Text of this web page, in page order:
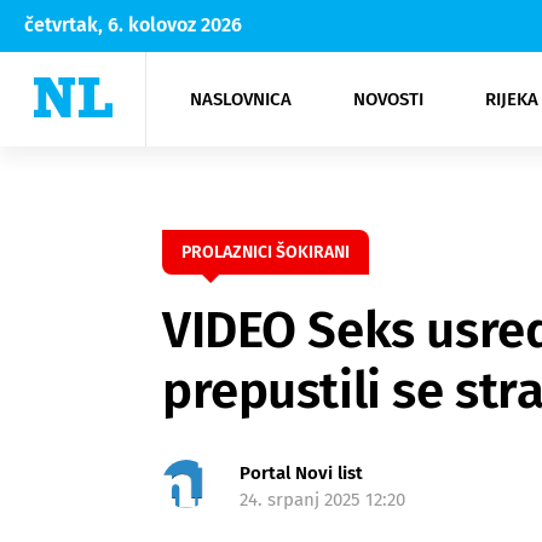
četvrtak, 6. kolovoz 2026
NASLOVNICA NOVOSTI
Rijeka Opatija
NK
Moda
Kultura
PROLAZNICI ŠOKIRANI
VIDEO Seks
prepustili se
Portal Novi list
24. srpanj 2025 12:20